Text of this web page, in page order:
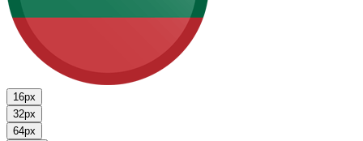
16px
32px
64px